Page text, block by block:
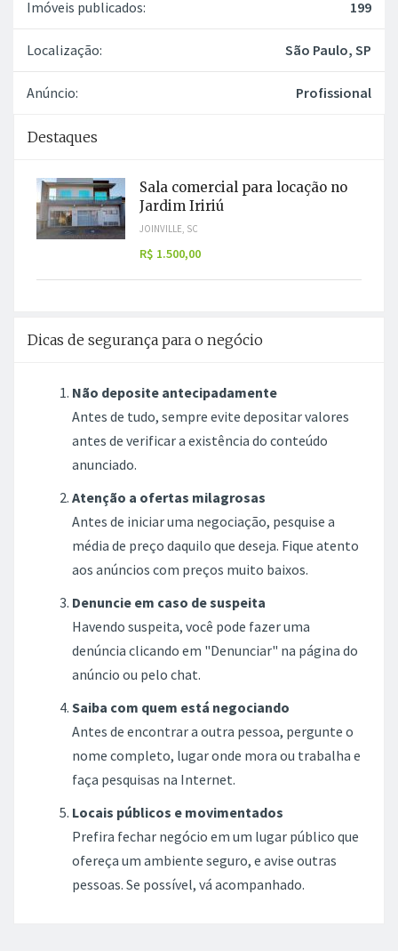
Imóveis publicados: 199
Localização: São Paulo, SP
Anúncio: Profissional
Destaques
Sala comercial para locação no
Jardim Iririú
JOINVILLE, SC
R$ 1.500,00
Dicas de segurança para o negócio
Não deposite antecipadamente
Antes de tudo, sempre evite depositar valores
antes de verificar a existência do conteúdo
anunciado.
Atenção a ofertas milagrosas
Antes de iniciar uma negociação, pesquise a
média de preço daquilo que deseja. Fique atento
aos anúncios com preços muito baixos.
Denuncie em caso de suspeita
Havendo suspeita, você pode fazer uma
denúncia clicando em "Denunciar" na página do
anúncio ou pelo chat.
Saiba com quem está negociando
Antes de encontrar a outra pessoa, pergunte o
nome completo, lugar onde mora ou trabalha e
faça pesquisas na Internet.
Locais públicos e movimentados
Prefira fechar negócio em um lugar público que
ofereça um ambiente seguro, e avise outras
pessoas. Se possível, vá acompanhado.